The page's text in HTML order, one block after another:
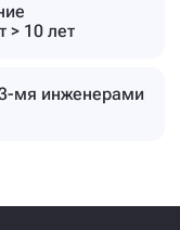
> 10 лет
3-мя инженерами